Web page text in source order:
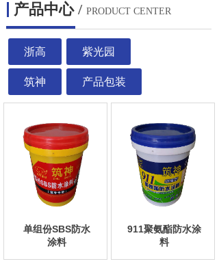
产品中心/ PRODUCT CENTER
浙高 紫光园
筑神 产品包装
单组份SBS防水
涂料
911聚氨酯防水涂
料